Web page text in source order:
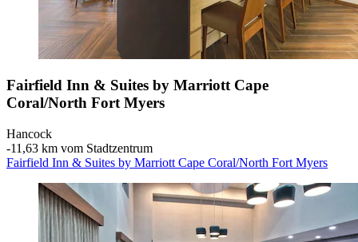
Fairfield Inn & Suites by Marriott Cape
Coral/North Fort Myers
Hancock
‐11,63 km vom Stadtzentrum
Fairfield Inn & Suites by Marriott Cape Coral/North Fort Myers